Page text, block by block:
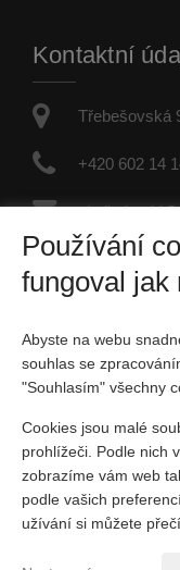
Kontaktní
Třebešovská
+420 602 14
IČO:
Fyzická
Sociální sítě
Vytvořeno v
Používání
fungoval jak
Abyste na webu
souhlas se
"Souhlasím" všechny
Cookies jsou malé
prohlížeči. Podle nich
zobrazíme vám web
podle vašich
užívání si můžete